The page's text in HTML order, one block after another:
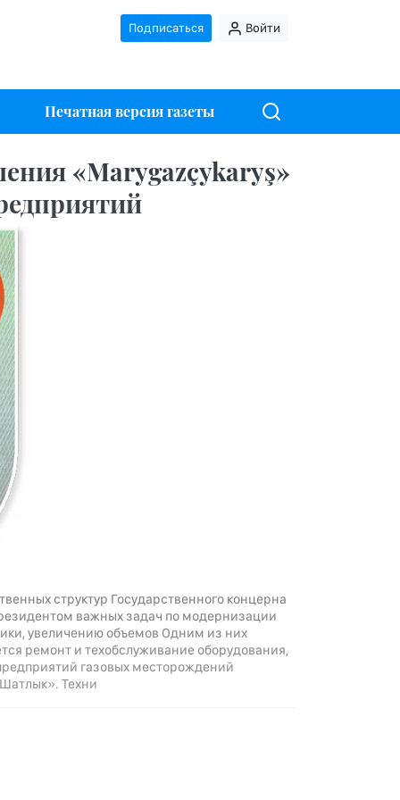
Подписаться Войти
Печатная версия газеты
«Marygazçykaryş»
структур Государственного концерна
важных задач по модернизации
увеличению объемов Одним из них
ремонт и техобслуживание оборудования,
газовых месторождений
Техни